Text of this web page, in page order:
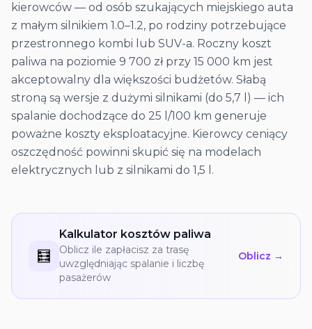
kierowców — od osób szukających miejskiego auta
z małym silnikiem 1.0–1.2, po rodziny potrzebujące
przestronnego kombi lub SUV-a. Roczny koszt
paliwa na poziomie 9 700 zł przy 15 000 km jest
akceptowalny dla większości budżetów. Słabą
stroną są wersje z dużymi silnikami (do 5,7 l) — ich
spalanie dochodzące do 25 l/100 km generuje
poważne koszty eksploatacyjne. Kierowcy ceniący
oszczędność powinni skupić się na modelach
elektrycznych lub z silnikami do 1,5 l.
🧮
Kalkulator kosztów paliwa
Oblicz ile zapłacisz za trasę
uwzględniając spalanie i liczbę
pasażerów
Oblicz →